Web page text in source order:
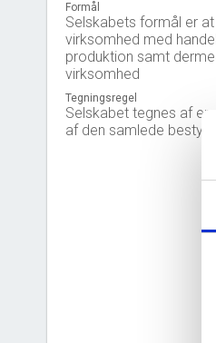
Formål
Selskabets formål er
virksomhed med
produktion samt
virksomhed
Tegningsregel
Selskabet tegnes af en
af den samlede